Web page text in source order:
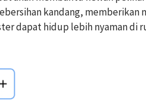
kandang, memberikan
dapat hidup lebih nyaman di